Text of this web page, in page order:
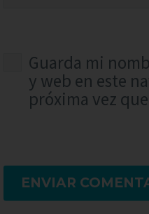
Guarda mi
y web en este
próxima vez
ENVIAR